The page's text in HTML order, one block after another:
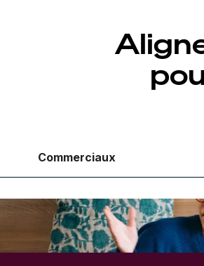
Commerciaux